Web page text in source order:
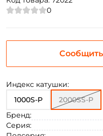
0
Индекс катушки:
1000S-P
2000SS-P
Бренд:
Серия: